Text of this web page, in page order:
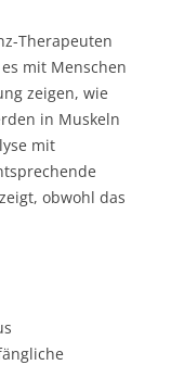
Therapeuten
mit Menschen
zeigen, wie
in Muskeln
mit
obwohl das